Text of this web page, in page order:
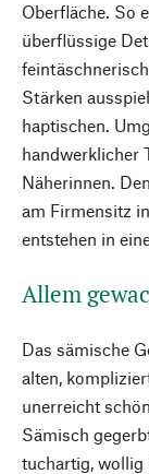
Oberfläche. So
überflüssige
Stärken
haptischen.
handwerklicher
Näherinnen.
am Firmensitz
entstehen in
Allem
Das sämische
alten,
unerreicht
Sämisch
tuchartig, wollig